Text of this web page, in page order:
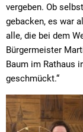
vergeben. Ob
gebacken, es war
alle, die bei dem
Bürgermeister
Baum im Rathaus
geschmückt.“